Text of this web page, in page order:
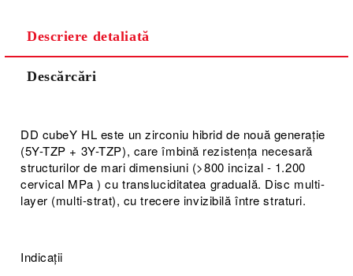
Descriere detaliată
Descărcări
DD cubeY HL este un zirconiu hibrid de nouă generație
(5Y-TZP + 3Y-TZP), care îmbină rezistența necesară
structurilor de mari dimensiuni (>800 incizal - 1.200
cervical MPa ) cu transluciditatea graduală. Disc multi-
layer (multi-strat), cu trecere invizibilă între straturi.
Indicații